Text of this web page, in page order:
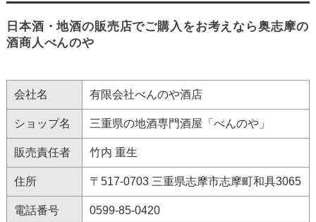
日本酒・地酒の販売店でご購入をお考えなら奥志摩の
酒商人べんのや
会社名 有限会社べんのや酒店
ショップ名 三重県の地酒専門酒屋「べんのや」
販売責任者 竹内 重生
住所 〒517-0703 三重県志摩市志摩町和具3065
電話番号 0599-85-0420